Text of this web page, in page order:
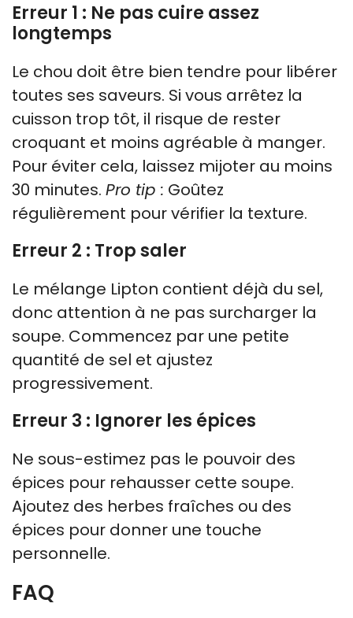
Erreur 1 : Ne pas cuire assez
longtemps
Le chou doit être bien tendre pour libérer
toutes ses saveurs. Si vous arrêtez la
cuisson trop tôt, il risque de rester
croquant et moins agréable à manger.
Pour éviter cela, laissez mijoter au moins
30 minutes. Pro tip : Goûtez
régulièrement pour vérifier la texture.
Erreur 2 : Trop saler
Le mélange Lipton contient déjà du sel,
donc attention à ne pas surcharger la
soupe. Commencez par une petite
quantité de sel et ajustez
progressivement.
Erreur 3 : Ignorer les épices
Ne sous-estimez pas le pouvoir des
épices pour rehausser cette soupe.
Ajoutez des herbes fraîches ou des
épices pour donner une touche
personnelle.
FAQ